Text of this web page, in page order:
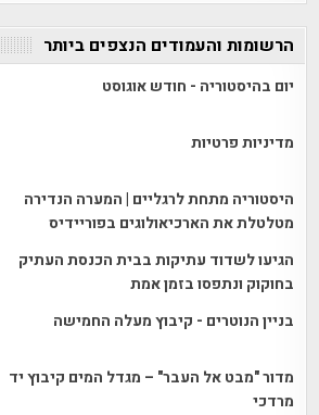
הרשומות והעמודים הנצפים ביותר
יום בהיסטוריה - חודש אוגוסט
מדיניות פרטיות
היסטוריה מתחת לרגליים | המערה הנדירה
מטלטלת את הארכיאולוגים בפוריידיס
הגיעו לשדוד עתיקות בבית הכנסת העתיק
בחוקוק ונתפסו בזמן אמת
בניין הנוטרים - קיבוץ מעלה החמישה
מדור "מבט אל העבר" – מגדל המים קיבוץ יד
מרדכי